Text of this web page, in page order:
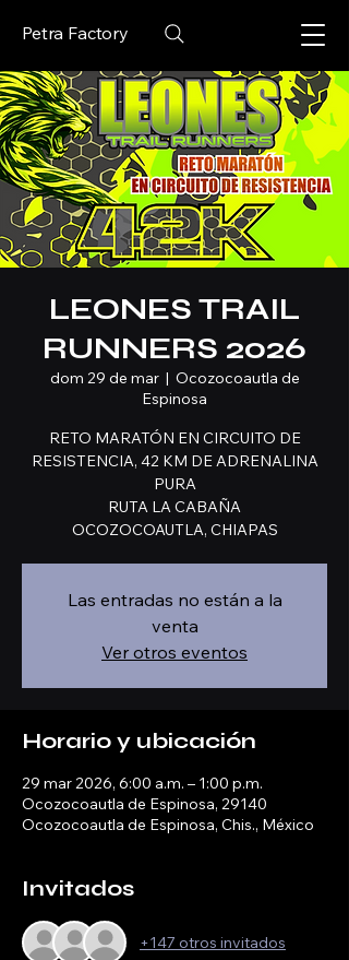
Petra Factory
LEONES TRAIL
RUNNERS 2026
dom 29 de mar
  |
Ocozocoautla de
Espinosa
RETO MARATÓN EN CIRCUITO DE
RESISTENCIA, 42 KM DE ADRENALINA
PURA
RUTA LA CABAÑA
OCOZOCOAUTLA, CHIAPAS
Las entradas no están a la
venta
Ver otros eventos
Horario y ubicación
29 mar 2026, 6:00 a.m. – 1:00 p.m.
Ocozocoautla de Espinosa, 29140
Ocozocoautla de Espinosa, Chis., México
Invitados
+147 otros invitados